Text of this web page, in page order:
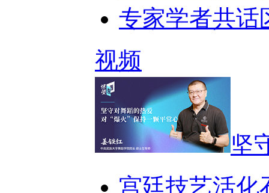
专家学者共话
视频
坚
宫廷技艺活化